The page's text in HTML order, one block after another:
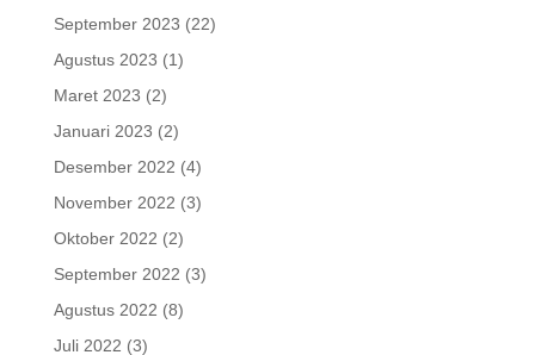
September 2023 (22)
Agustus 2023 (1)
Maret 2023 (2)
Januari 2023 (2)
Desember 2022 (4)
November 2022 (3)
Oktober 2022 (2)
September 2022 (3)
Agustus 2022 (8)
Juli 2022 (3)